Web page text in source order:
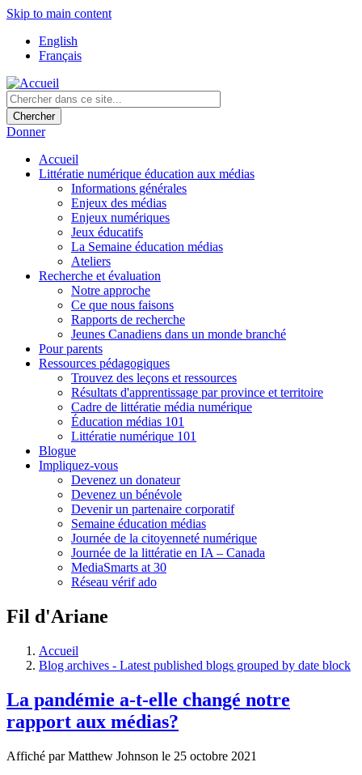
Skip to main content
English
Français
Donner
Accueil
Littératie numérique éducation aux médias
Informations générales
Enjeux des médias
Enjeux numériques
Jeux éducatifs
La Semaine éducation médias
Ateliers
Recherche et évaluation
Notre approche
Ce que nous faisons
Rapports de recherche
Jeunes Canadiens dans un monde branché
Pour parents
Ressources pédagogiques
Trouvez des leçons et ressources
Résultats d'apprentissage par province et territoire
Cadre de littératie média numérique
Éducation médias 101
Littératie numérique 101
Blogue
Impliquez-vous
Devenez un donateur
Devenez un bénévole
Devenir un partenaire corporatif
Semaine éducation médias
Journée de la citoyenneté numérique
Journée de la littératie en IA – Canada
MediaSmarts at 30
Réseau vérif ado
Fil d'Ariane
Accueil
Blog archives - Latest published blogs grouped by date block
La pandémie a-t-elle changé notre
rapport aux médias?
Affiché parMatthew Johnson le 25 octobre 2021